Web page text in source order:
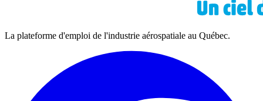
La plateforme d'emploi de l'industrie aérospatiale au Québec.